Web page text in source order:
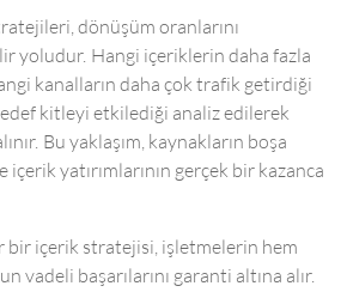
dönüşüm oranlarını
yoludur. Hangi içeriklerin daha fazla
kanalların daha çok trafik getirdiği
kitleyi etkilediği analiz edilerek
Bu yaklaşım, kaynakların boşa
içerik yatırımlarının gerçek bir kazanca
bir içerik stratejisi, işletmelerin hem
vadeli başarılarını garanti altına alır.